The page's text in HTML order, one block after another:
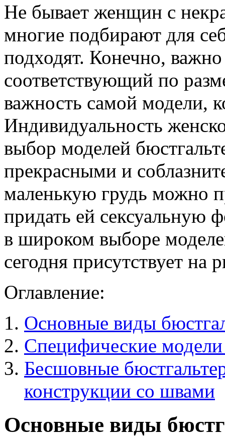
Не бывает женщин с
многие подбирают для
подходят. Конечно,
соответствующий по
важность самой модели,
Индивидуальность
выбор моделей
прекрасными и
маленькую грудь можно
придать ей сексуальную
в широком выборе
сегодня присутствует на
Оглавление:
Основные виды
Специфические модели
Бесшовные
конструкции со швами
Основные виды